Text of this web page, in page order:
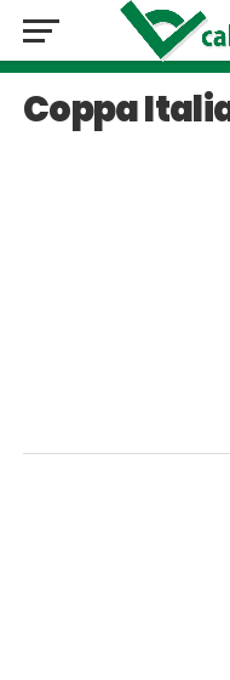
Coppa